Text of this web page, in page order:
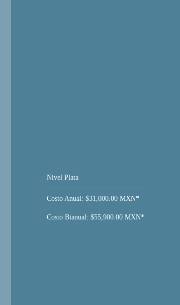
Nivel Plata
Costo Anual: $31,000.00 MXN*
Costo Bianual: $55,900.00 MXN*